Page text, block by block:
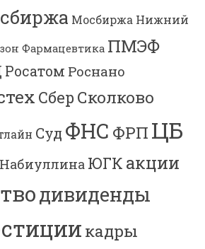
Мосбиржа Нижний
Фармацевтика ПМЭФ
Росатом Роснано
Сбер Сколково
Суд ФНС ФРП ЦБ
ЮГК акции
дивиденды
кадры